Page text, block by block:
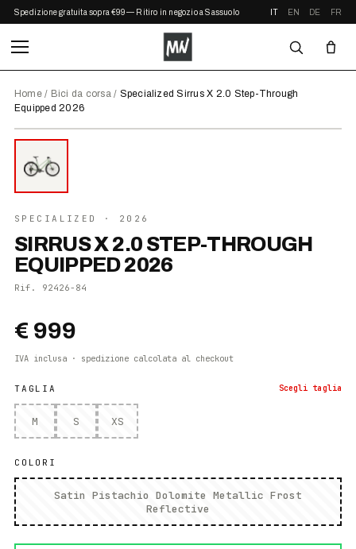
Spedizione gratuita sopra €99 — Ritiro in negozio a Sassuolo IT EN DE FR
Home/ Bici da corsa/ Specialized Sirrus X 2.0 Step-Through
Equipped 2026
SPECIALIZED · 2026
SIRRUS X 2.0 STEP-THROUGH
EQUIPPED 2026
Rif. 92426-84
€ 999
IVA inclusa · spedizione calcolata al checkout
TAGLIA Scegli taglia
M S XS
COLORI
Satin Pistachio Dolomite Metallic Frost
Reflective